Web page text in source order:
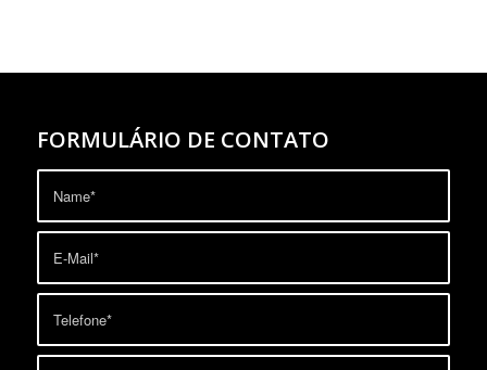
FORMULÁRIO DE CONTATO